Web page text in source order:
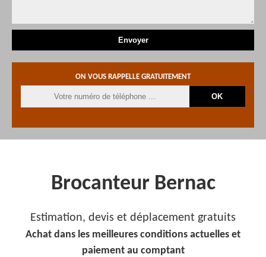
ON VOUS RAPPELLE GRATUITEMENT
Brocanteur Bernac
Estimation, devis et déplacement gratuits
Achat dans les meilleures conditions actuelles et
paiement au comptant